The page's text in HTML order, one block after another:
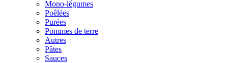
Mono-légumes
Poêlées
Purées
Pommes de terre
Autres
Pâtes
Sauces